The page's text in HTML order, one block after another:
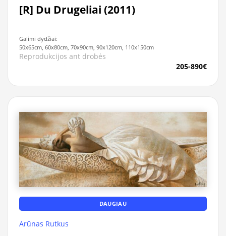
[R] Du Drugeliai (2011)
Galimi dydžiai:
50x65cm, 60x80cm, 70x90cm, 90x120cm, 110x150cm
Reprodukcijos ant drobės
205-890€
DAUGIAU
Arūnas Rutkus